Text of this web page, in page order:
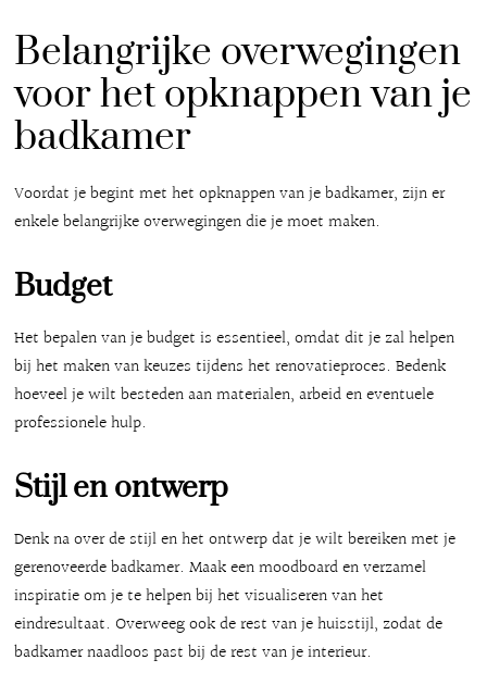
Belangrijke overwegingen
voor het opknappen van je
badkamer
Voordat je begint met het opknappen van je badkamer, zijn er
enkele belangrijke overwegingen die je moet maken.
Budget
Het bepalen van je budget is essentieel, omdat dit je zal helpen
bij het maken van keuzes tijdens het renovatieproces. Bedenk
hoeveel je wilt besteden aan materialen, arbeid en eventuele
professionele hulp.
Stijl en ontwerp
Denk na over de stijl en het ontwerp dat je wilt bereiken met je
gerenoveerde badkamer. Maak een moodboard en verzamel
inspiratie om je te helpen bij het visualiseren van het
eindresultaat. Overweeg ook de rest van je huisstijl, zodat de
badkamer naadloos past bij de rest van je interieur.